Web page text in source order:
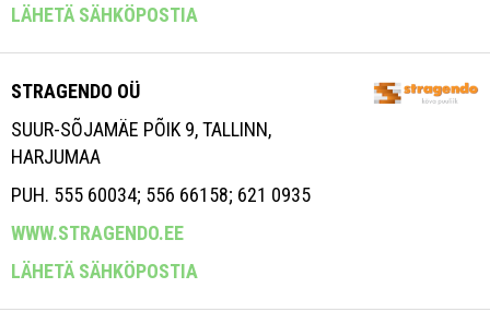
LÄHETÄ SÄHKÖPOSTIA
STRAGENDO OÜ
SUUR-SÕJAMÄE PÕIK 9, TALLINN,
HARJUMAA
PUH. 555 60034; 556 66158; 621 0935
WWW.STRAGENDO.EE
LÄHETÄ SÄHKÖPOSTIA